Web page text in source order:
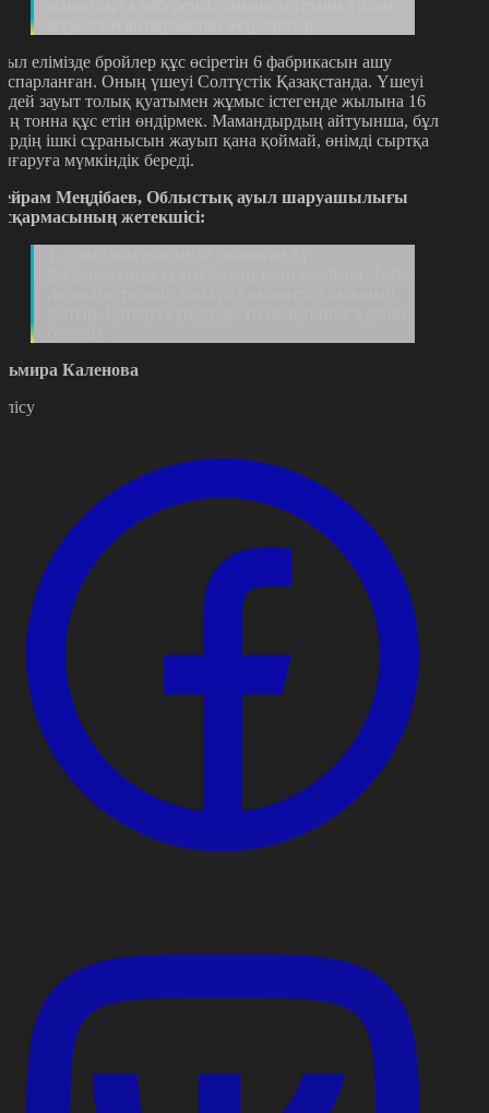
елімізде бройлер құс өсіретін 6 фабрикасын ашу
Оның үшеуі Солтүстік Қазақстанда. Үшеуі
зауыт толық қуатымен жұмыс істегенде жылына 16
тонна құс етін өндірмек. Мамандырдың айтуынша, бұл
ішкі сұранысын жауып қана қоймай, өнімді сыртқа
мүмкіндік береді.
Меңдібаев, Облыстық ауыл шаруашылығы
жетекшісі:
Каленова